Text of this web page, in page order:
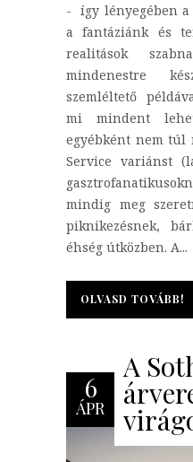
- így lényegében a
a fantáziánk és
realitások
mindenestre
szemléltető
mi mindent
egyébként nem túl
Service variánst
mindig meg
piknikezésnek,
éhség útközben. A...
OLVASD TOVÁBB!
OLVASD TOVÁBB!
6
ÁPR
A